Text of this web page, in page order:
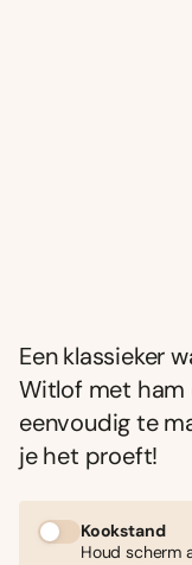
Een klassieker
Witlof met ham
eenvoudig te
je het proeft!
Kookstand
Houd scherm